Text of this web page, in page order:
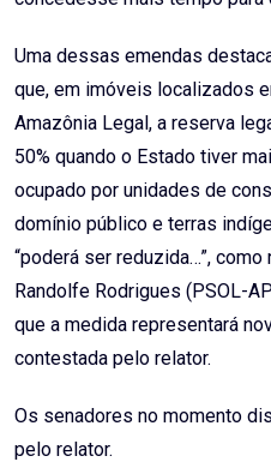
Uma dessas emendas
que, em imóveis localizados
Amazônia Legal, a reserva
50% quando o Estado tiver
ocupado por unidades de
domínio público e terras
“poderá ser reduzida…”,
Randolfe Rodrigues (PSOL-
que a medida representará
contestada pelo relator.
Os senadores no momento
pelo relator.